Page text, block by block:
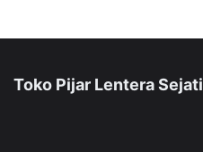
Toko Pijar Lentera Sejati